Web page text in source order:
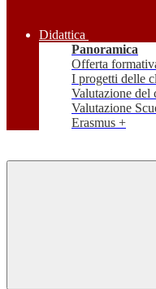
Didattica
Panoramica
Offerta
I progetti delle
Valutazione del
Valutazione
Erasmus +